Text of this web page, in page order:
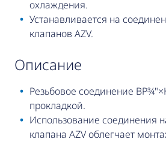
охлаждения.
Устанавливается на
клапанов AZV.
описание
Резьбовое соединение
прокладкой.
Использование соединения
клапана AZV облегчает